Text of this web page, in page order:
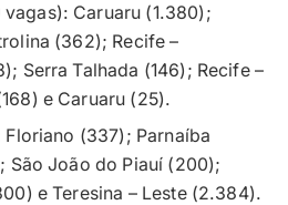
Caruaru (1.380);
(362); Recife –
Serra Talhada (146); Recife –
e Caruaru (25).
(337); Parnaíba
São João do Piauí (200);
e Teresina – Leste (2.384).